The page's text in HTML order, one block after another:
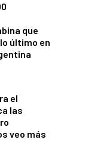
que
último en
el
las
veo más